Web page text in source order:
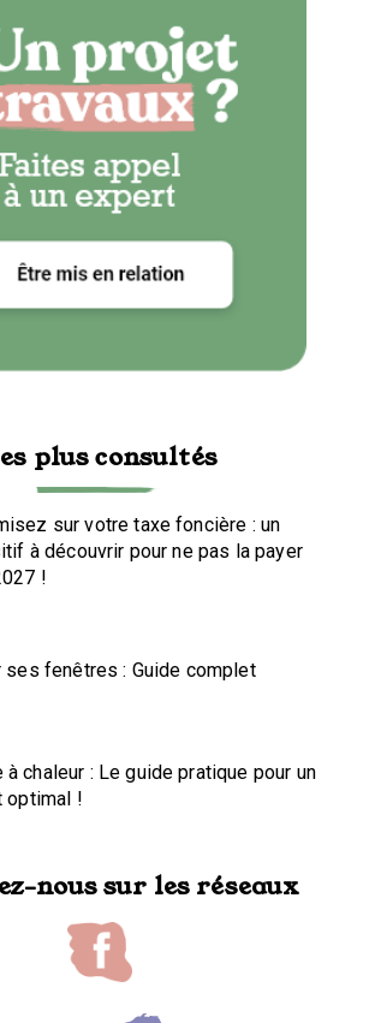
plus consultés
sur votre taxe foncière : un
à découvrir pour ne pas la payer
!
ses fenêtres : Guide complet
à chaleur : Le guide pratique pour un
optimal !
nous sur les réseaux